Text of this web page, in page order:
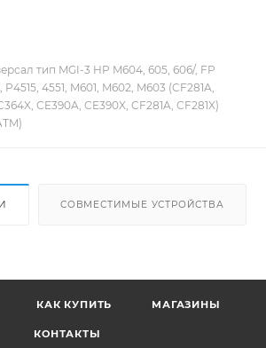
тип MGI-3 HP M604, 605, 606/, FP
4551, M601, M602, M603 (CF281A,
CE390A, CE390X, CF281A, CF281X)
СОВМЕСТИМЫЕ УСТРОЙСТВА
КАК КУПИТЬ МАГАЗИНЫ
КОНТАКТЫ